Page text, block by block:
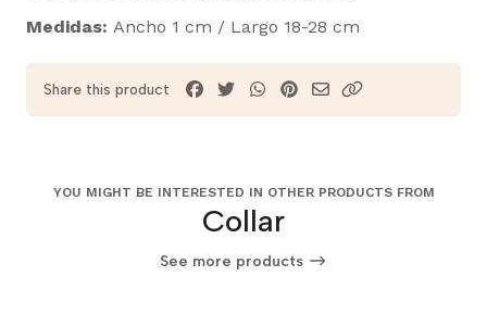
Medidas: Ancho 1 cm / Largo 18-28 cm
Share this product
YOU MIGHT BE INTERESTED IN OTHER PRODUCTS FROM
Collar
See more products